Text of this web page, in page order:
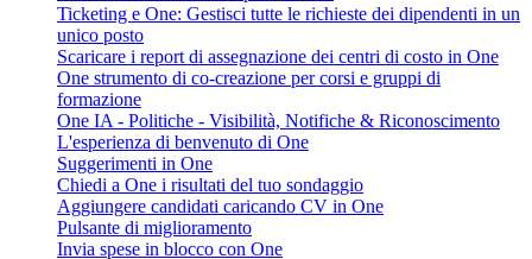
Ticketing e One: Gestisci tutte le richieste dei dipendenti in un
unico posto
Scaricare i report di assegnazione dei centri di costo in One
One strumento di co-creazione per corsi e gruppi di
formazione
One IA - Politiche - Visibilità, Notifiche & Riconoscimento
L'esperienza di benvenuto di One
Suggerimenti in One
Chiedi a One i risultati del tuo sondaggio
Aggiungere candidati caricando CV in One
Pulsante di miglioramento
Invia spese in blocco con One